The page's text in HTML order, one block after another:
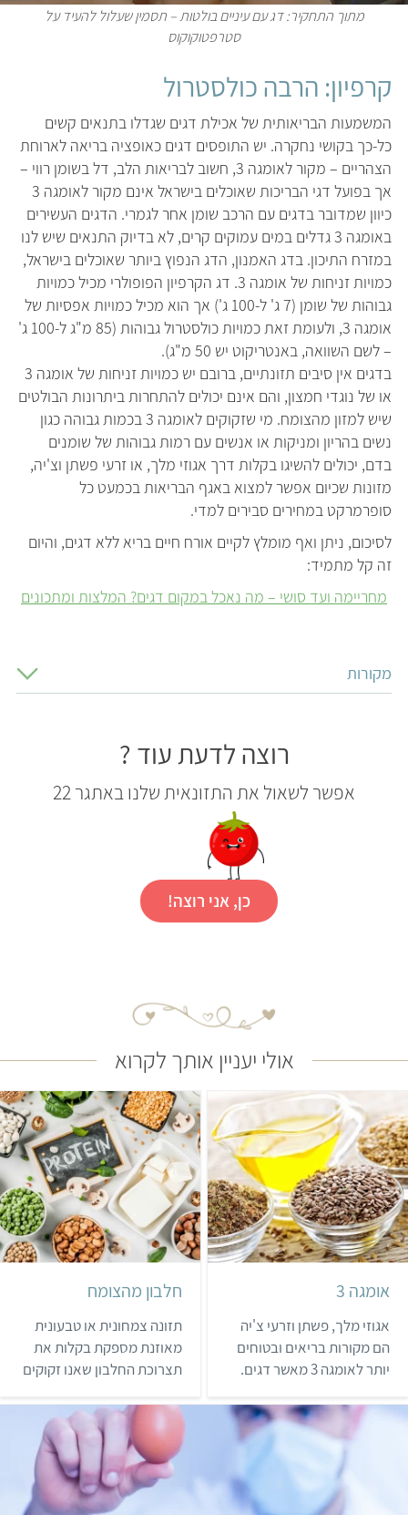
מתוך התחקיר: דג עם עיניים בולטות – תסמין שעלול להעיד על
סטרפטוקוקוס
קרפיון: הרבה כולסטרול
המשמעות הבריאותית של אכילת דגים שגדלו בתנאים קשים
כל-כך בקושי נחקרה. יש התופסים דגים כאופציה בריאה לארוחת
הצהריים – מקור לאומגה 3, חשוב לבריאות הלב, דל בשומן רווי –
אך בפועל דגי הבריכות שאוכלים בישראל אינם מקור לאומגה 3
כיוון שמדובר בדגים עם הרכב שומן אחר לגמרי. הדגים העשירים
באומגה 3 גדלים במים עמוקים קרים, לא בדיוק התנאים שיש לנו
במזרח התיכון. בדג האמנון, הדג הנפוץ ביותר שאוכלים בישראל,
כמויות זניחות של אומגה 3. דג הקרפיון הפופולרי מכיל כמויות
גבוהות של שומן (7 ג' ל-100 ג') אך הוא מכיל כמויות אפסיות של
אומגה 3, ולעומת זאת כמויות כולסטרול גבוהות (85 מ"ג ל-100 ג'
– לשם השוואה, באנטריקוט יש 50 מ"ג).
בדגים אין סיבים תזונתיים, ברובם יש כמויות זניחות של אומגה 3
או של נוגדי חמצון, והם אינם יכולים להתחרות ביתרונות הבולטים
שיש למזון מהצומח. מי שזקוקים לאומגה 3 בכמות גבוהה כגון
נשים בהריון ומניקות או אנשים עם רמות גבוהות של שומנים
בדם, יכולים להשיגו בקלות דרך אגוזי מלך, או זרעי פשתן וצ'יה,
מזונות שכיום אפשר למצוא באגף הבריאות בכמעט כל
סופרמרקט במחירים סבירים למדי.
לסיכום, ניתן ואף מומלץ לקיים אורח חיים בריא ללא דגים, והיום
זה קל מתמיד:
מחריימה ועד סושי – מה נאכל במקום דגים? המלצות ומתכונים
מקורות
רוצה לדעת עוד ?
אפשר לשאול את התזונאית שלנו באתגר 22
כן, אני רוצה!
אולי יעניין אותך לקרוא
אומגה 3
אגוזי מלך, פשתן וזרעי צ'יה
הם מקורות בריאים ובטוחים
יותר לאומגה 3 מאשר דגים.
בקלות? ומדוע זה חשוב?
חלבון מהצומח
תזונה צמחונית או טבעונית
מאוזנת מספקת בקלות את
תצרוכת החלבון שאנו זקוקים
חומרים אחרים המועילים
לבריאותינו